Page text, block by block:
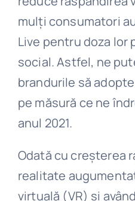
mulți consumatori
Live pentru doza
social. Astfel, ne
brandurile să
pe măsură ce ne
anul 2021.
Odată cu creșterea
realitate
virtuală (VR) și